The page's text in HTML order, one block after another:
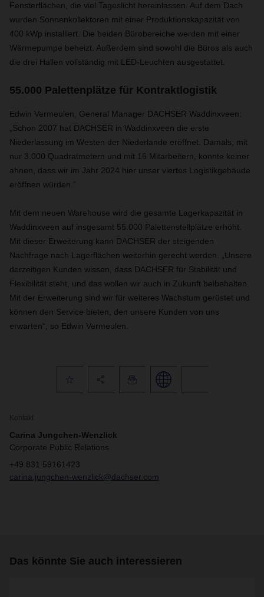
Fensterflächen, die viel Tageslicht hereinlassen. Auf dem Dach
wurden Sonnenkollektoren mit einer Produktionskapazität von
400 kWp installiert. Die beiden Bürobereiche werden mit einer
Wärmepumpe beheizt. Außerdem sind sowohl die Büros als auch
die drei Hallen vollständig mit LED-Leuchten ausgestattet.
55.000 Palettenplätze für Kontraktlogistik
Edwin Vermeulen, General Manager DACHSER Waddinxveen:
„Schon 2007 hat DACHSER in Waddinxveen die erste
Niederlassung im Westen der Niederlande eröffnet. Damals, mit
nur 3.000 Quadratmetern und mit 16 Mitarbeitern, konnte keiner
ahnen, dass wir im Jahr 2024 hier unser viertes Logistikgebäude
eröffnen würden.”
Mit dem neuen Warehouse wird die gesamte Lagerkapazität in
Waddinxveen auf insgesamt 55.000 Palettenstellplätze erhöht.
Mit dieser Erweiterung kann DACHSER der steigenden
Nachfrage nach Lagerflächen weiterhin gerecht werden. „Unsere
derzeitigen Kunden wissen, dass DACHSER für Stabilität und
Flexibilität steht, und das wollen wir auch in Zukunft beibehalten.
Mit der Erweiterung sind wir für weiteres Wachstum gerüstet und
können den Service bieten, den unsere Kunden von uns
erwarten“, so Edwin Vermeulen.
Kontakt
Carina Jungchen-Wenzlick
Corporate Public Relations
+49 831 59161423
carina.jungchen-wenzlick@dachser.com
Das könnte Sie auch interessieren